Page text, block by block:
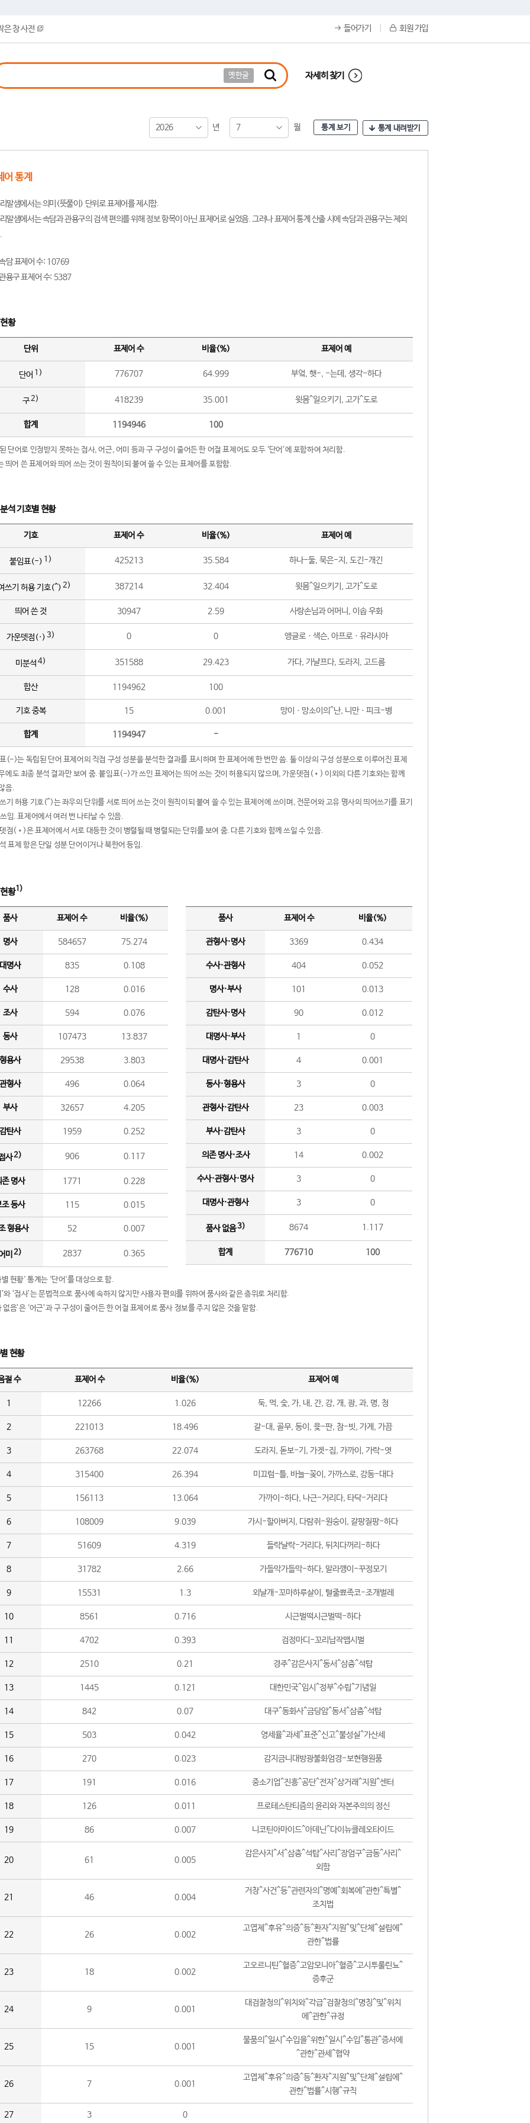
은 창 사전 들어가기 회원 가입
옛한글 자세히 찾기
2026 년 7 월 통계 보기 통계 내려받기
어 통계
말샘에서는 의미(뜻풀이) 단위로 표제어를 제시함.
말샘에서는 속담과 관용구의 검색 편의를 위해 정보 항목이 아닌 표제어로 실었음. 그러나 표제어 통계 산출 시에 속담과 관용구는 제외
담 표제어 수: 10769
용구 표제어 수: 5387
황
단위 표제어 수 비율(%) 표제어 예
단어 1) 776707 64.999 부엌, 햇-, -는데, 생각-하다
구2) 418239 35.001 윗몸^일으키기, 고가^도로
합계 1194946 100
단어로 인정받지 못하는 접사, 어근, 어미 등과 구 구성이 줄어든 한 어절 표제어도 모두 ‘단어’에 포함하여 처리함.
띄어 쓴 표제어와 띄어 쓰는 것이 원칙이되 붙여 쓸 수 있는 표제어를 포함함.
석 기호별 현황
기호 표제어 수 비율(%) 표제어 예
붙임표(-) 1) 425213 35.584 하나-둘, 묵은-지, 도긴-개긴
쓰기 허용 기호(^) 2) 387214 32.404 윗몸^일으키기, 고가^도로
띄어 쓴 것 30947 2.59 사랑손님과 어머니, 이솝 우화
가운뎃점(·) 3) 0 0 앵글로ㆍ색슨, 아프로ㆍ유라시아
미분석 4) 351588 29.423 가다, 가냘프다, 도라지, 고드름
합산 1194962 100
기호 중복 15 0.001 망이ㆍ망소이의^난, 니만ㆍ피크-병
합계 1194947 -
(-)는 독립된 단어 표제어의 직접 구성 성분을 분석한 결과를 표시하며 한 표제어에 한 번만 씀. 둘 이상의 구성 성분으로 이루어진 표제
에도 최종 분석 결과만 보여 줌. 붙임표(-)가 쓰인 표제어는 띄어 쓰는 것이 허용되지 않으며, 가운뎃점(•) 이외의 다른 기호와는 함께
음.
기 허용 기호(^)는 좌우의 단위를 서로 띄어 쓰는 것이 원칙이되 붙여 쓸 수 있는 표제어에 쓰이며, 전문어와 고유 명사의 띄어쓰기를 표기
임. 표제어에서 여러 번 나타날 수 있음.
점(•)은 표제어에서 서로 대등한 것이 병렬될 때 병렬되는 단위를 보여 줌. 다른 기호와 함께 쓰일 수 있음.
표제 항은 단일 성분 단어이거나 북한어 등임.
황1)
품사 표제어 수 비율(%)
명사 584657 75.274
명사 835 0.108
수사 128 0.016
조사 594 0.076
동사 107473 13.837
용사 29538 3.803
형사 496 0.064
부사 32657 4.205
탄사 1959 0.252
사2) 906 0.117
존 명사 1771 0.228
조 동사 115 0.015
형용사 52 0.007
미 2) 2837 0.365
품사 표제어 수 비율(%)
관형사·명사 3369 0.434
수사·관형사 404 0.052
명사·부사 101 0.013
감탄사·명사 90 0.012
대명사·부사 1 0
대명사·감탄사 4 0.001
동사·형용사 3 0
관형사·감탄사 23 0.003
부사·감탄사 3 0
의존 명사·조사 14 0.002
수사·관형사·명사 3 0
대명사·관형사 3 0
품사 없음3) 8674 1.117
합계 776710 100
현황' 통계는 '단어'를 대상으로 함.
와 ‘접사’는 문법적으로 품사에 속하지 않지만 사용자 편의를 위하여 품사와 같은 층위로 처리함.
없음’은 ‘어근’과 구 구성이 줄어든 한 어절 표제어로 품사 정보를 주지 않은 것을 말함.
현황
절 수 표제어 수 비율(%) 표제어 예
1 12266 1.026 둑, 먹, 숯, 가, 내, 간, 강, 개, 광, 과, 명, 청
2 221013 18.496 갈-대, 골무, 동이, 윷-판, 참-빗, 가게, 가끔
3 263768 22.074 도라지, 돋보-기, 가겟-집, 가까이, 가락-엿
4 315400 26.394 미끄럼-틀, 바늘-꽂이, 가까스로, 강동-대다
5 156113 13.064 가까이-하다, 나근-거리다, 타닥-거리다
6 108009 9.039 가시-할아버지, 다람쥐-원숭이, 갈팡질팡-하다
7 51609 4.319 들락날락-거리다, 뒤치다꺼리-하다
8 31782 2.66 가들막가들막-하다, 말라깽이-꾸정모기
9 15531 1.3 외날개-꼬마하루살이, 털줄뾰족코-조개벌레
10 8561 0.716 시근벌떡시근벌떡-하다
11 4702 0.393 검정마디-꼬리납작맵시벌
12 2510 0.21 경주^감은사지^동서^삼층^석탑
13 1445 0.121 대한민국^임시^정부^수립^기념일
14 842 0.07 대구^동화사^금당암^동서^삼층^석탑
15 503 0.042 영세율^과세^표준^신고^불성실^가산세
16 270 0.023 감지금니대방광불화엄경-보현행원품
17 191 0.016 중소기업^진흥^공단^전자^상거래^지원^센터
18 126 0.011 프로테스탄티즘의 윤리와 자본주의의 정신
19 86 0.007 니코틴아마이드^아데닌^다이뉴클레오타이드
20 61 0.005
감은사지^서^삼층^석탑^사리^장엄구^금동^사리^
외함
21 46 0.004
거창^사건^등^관련자의^명예^회복에^관한^특별^
조치법
22 26 0.002
고엽제^후유^의증^등^환자^지원^및^단체^설립에^
관한^법률
23 18 0.002
고오르니틴^혈증^고암모니아^혈증^고시투룰린뇨^
증후군
24 9 0.001
대검찰청의^위치와^각급^검찰청의^명칭^및^위치
에^관한^규정
25 15 0.001
물품의^일시^수입을^위한^일시^수입^통관^증서에
^관한^관세^협약
26 7 0.001
고엽제^후유^의증^등^환자^지원^및^단체^설립에^
관한^법률^시행^규칙
27 3 0